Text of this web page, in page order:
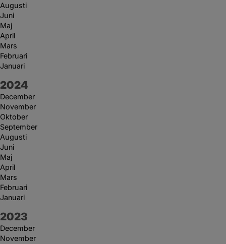
Augusti
Juni
Maj
April
Mars
Februari
Januari
År:
2024
December
November
Oktober
September
Augusti
Juni
Maj
April
Mars
Februari
Januari
År:
2023
December
November